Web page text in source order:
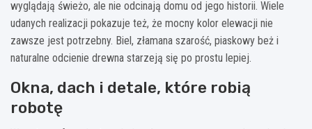
wyglądają świeżo, ale nie odcinają domu od jego historii. Wiele
udanych realizacji pokazuje też, że mocny kolor elewacji nie
zawsze jest potrzebny. Biel, złamana szarość, piaskowy beż i
naturalne odcienie drewna starzeją się po prostu lepiej.
Okna, dach i detale, które robią
robotę